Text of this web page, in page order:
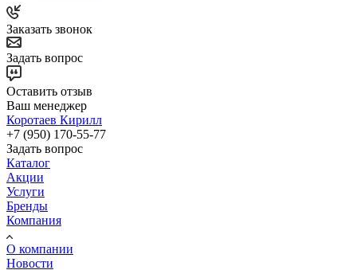
Заказать звонок
Задать вопрос
Оставить отзыв
Ваш менеджер
Коротаев Кирилл
+7 (950) 170-55-77
Задать вопрос
Каталог
Акции
Услуги
Бренды
Компания
О компании
Новости